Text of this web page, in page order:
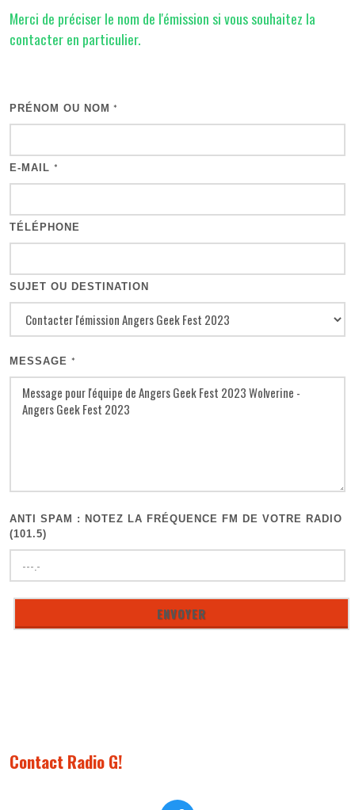
Merci de préciser le nom de l'émission si vous souhaitez la
contacter en particulier.
PRÉNOM OU NOM *
E-MAIL *
TÉLÉPHONE
SUJET OU DESTINATION
MESSAGE *
ANTI SPAM : NOTEZ LA FRÉQUENCE FM DE VOTRE RADIO
(101.5)
Contact Radio G!